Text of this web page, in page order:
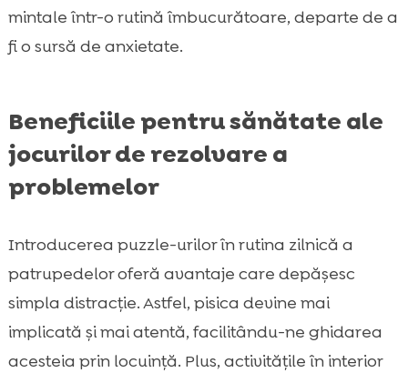
mintale într-o rutină îmbucurătoare, departe de a
fi o sursă de anxietate.
Beneficiile pentru sănătate ale
jocurilor de rezolvare a
problemelor
Introducerea puzzle-urilor în rutina zilnică a
patrupedelor oferă avantaje care depășesc
simpla distracție. Astfel, pisica devine mai
implicată și mai atentă, facilitându-ne ghidarea
acesteia prin locuință. Plus, activitățile în interior